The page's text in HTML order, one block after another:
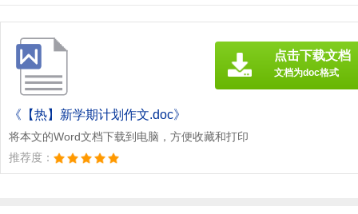
《【热】新学期计划作文.doc》
将本文的Word文档下载到电脑，方便收藏和打印
推荐度：
点击下载文档
文档为doc格式